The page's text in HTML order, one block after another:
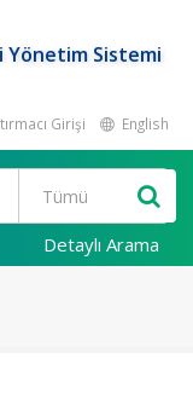
Yönetim Sistemi
Girişi English
Detaylı Arama